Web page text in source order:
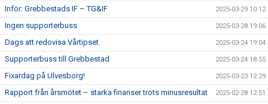
Inför: Grebbestads IF – TG&IF 2025-03-29 10:12
Ingen supporterbuss 2025-03-28 19:06
Dags att redovisa Vårtipset 2025-03-24 19:04
Supporterbuss till Grebbestad 2025-03-24 18:55
Fixardag på Ulvesborg! 2025-03-23 12:29
Rapport från årsmötet – starka finanser trots minusresultat 2025-02-28 12:51